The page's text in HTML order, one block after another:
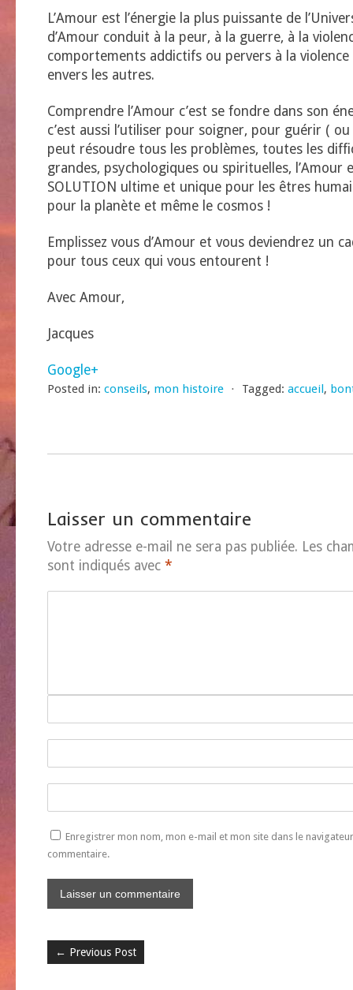
L’Amour est l’énergie la plus puissante de
d’Amour conduit à la peur, à la guerre, à la
comportements addictifs ou pervers à la
envers les autres.
Comprendre l’Amour c’est se fondre dans son
c’est aussi l’utiliser pour soigner, pour guérir ( ou
peut résoudre tous les problèmes, toutes les
grandes, psychologiques ou spirituelles, l’Amour
SOLUTION ultime et unique pour les êtres
pour la planète et même le cosmos !
Emplissez vous d’Amour et vous deviendrez un
pour tous ceux qui vous entourent !
Avec Amour,
Jacques
Google+
Posted in: conseils, mon histoire ⋅ Tagged: accueil,
Laisser un commentaire
Votre adresse e-mail ne sera pas publiée. Les
sont indiqués avec *
Enregistrer mon nom, mon e-mail et mon site dans le
commentaire.
← Previous Post